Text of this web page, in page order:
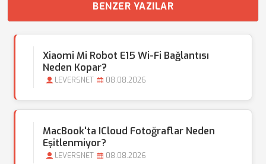
BENZER YAZILAR
Xiaomi Mi Robot E15 Wi-Fi Bağlantısı
Neden Kopar?
LEVERSNET 08.08.2026
MacBook'ta ICloud Fotoğraflar Neden
Eşitlenmiyor?
LEVERSNET 08.08.2026